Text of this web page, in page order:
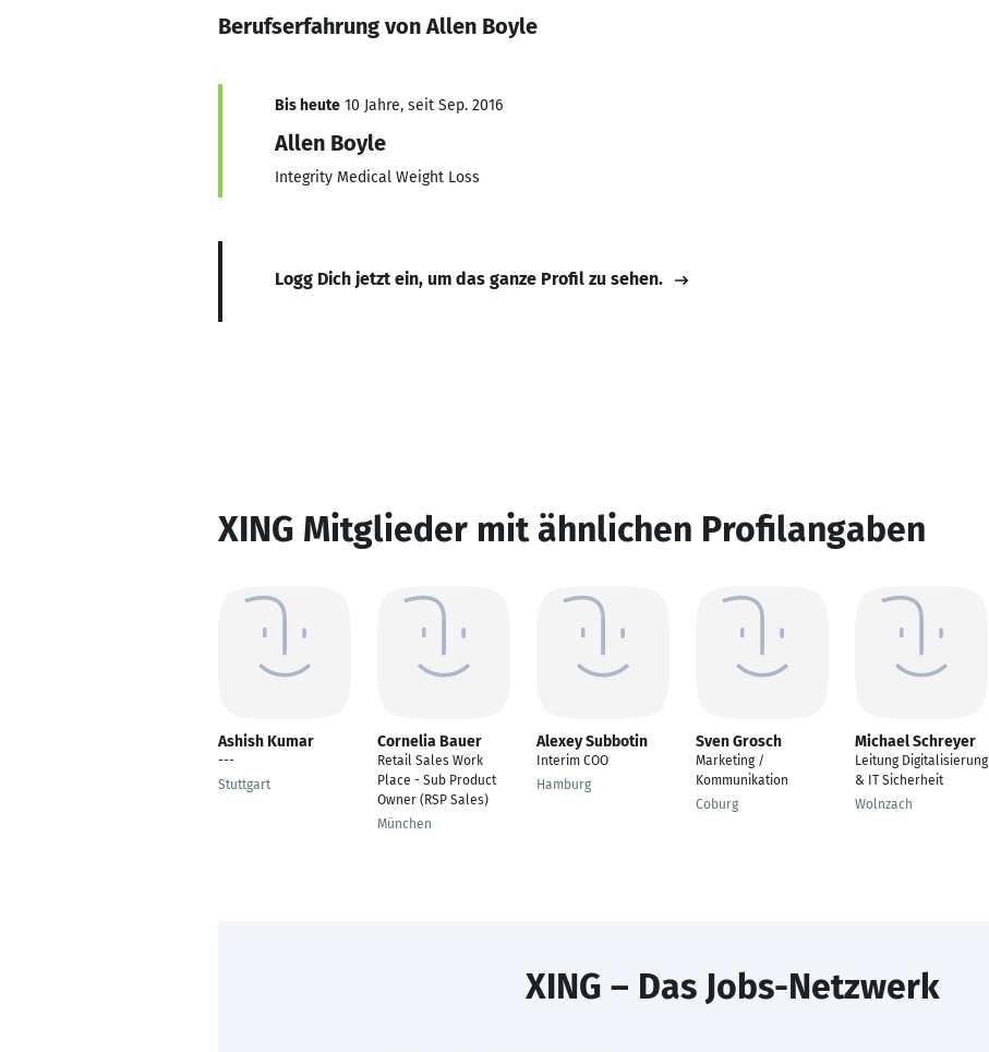
Berufserfahrung von Allen Boyle
Bis heute 10 Jahre, seit Sep. 2016
Allen Boyle
Integrity Medical Weight Loss
Logg Dich jetzt ein, um das ganze Profil zu sehen.
XING Mitglieder mit ähnlichen Profilangaben
Ashish Kumar
---
Stuttgart
Cornelia Bauer
Retail Sales Work
Place - Sub Product
Owner (RSP Sales)
München
Alexey Subbotin
Interim COO
Hamburg
Sven Grosch
Marketing /
Kommunikation
Coburg
Michael Schreyer
Leitung Digitalisierung
& IT Sicherheit
Wolnzach
XING – Das Jobs-Netzwerk